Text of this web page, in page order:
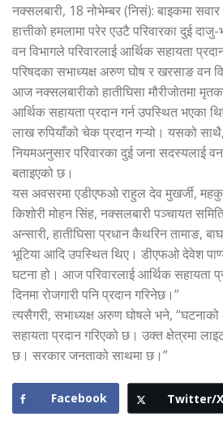
नक्सलबारी, 18 नोभेम्बर (निसं): बाइकमा
हात्तीको हमलामा परेर एउटै परिवारका दुई
वन विभागले परिवारलाई आर्थिक सहायता
परिषदका सभाध्यक्ष अरुण घोष र खरसाङ वन
आज नक्सलबारीको हातीघिसा मौरीजोतमा
आर्थिक सहायता प्रदान गर्न उपस्थित भएका
लाख रुपियाँको चेक प्रदान गऱ्यो। यसको
नियमअनुसार परिवारका दुई जना सदस्यलाई वन
बताइएको छ।
यस अवसरमा एडीएफओ राहुल देव मुखर्जी,
किशोरी मोहन सिंह, नक्सलबारी पञ्चायत
अन्सारी, हातीघिसा प्रधान कैथरिन तामाङ,
भूटिया आदि उपस्थित थिए। डीएफओ देवेश
घटना हो। आज परिवारलाई आर्थिक सहायता
दिनमा रोजगारी पनि प्रदान गरिनेछ।”
त्यसैगरी, सभाध्यक्ष अरुण घोषले भने, “घटनाको
सहायता प्रदान गरिएको छ। उक्त क्षेत्रमा
छ। सरकार जनताको साथमा छ।”
Facebook Twitter/X